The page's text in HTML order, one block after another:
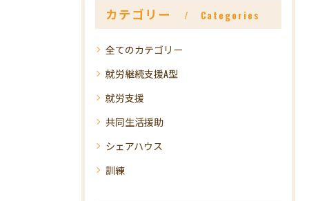
カテゴリー Categories
全てのカテゴリー
就労継続支援A型
就労支援
共同生活援助
シェアハウス
訓練